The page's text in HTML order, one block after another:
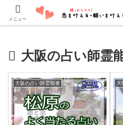
口コミでよく当たると評判の占い
大阪の占い師霊
大阪の占い師霊能者 大
メニュー